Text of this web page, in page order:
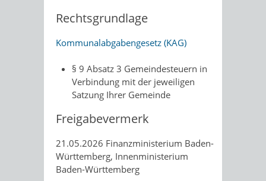
Rechtsgrundlage
Kommunalabgabengesetz (KAG)
§ 9 Absatz 3 Gemeindesteuern in
Verbindung mit der jeweiligen
Satzung Ihrer Gemeinde
Freigabevermerk
21.05.2026 Finanzministerium Baden-
Württemberg, Innenministerium
Baden-Württemberg